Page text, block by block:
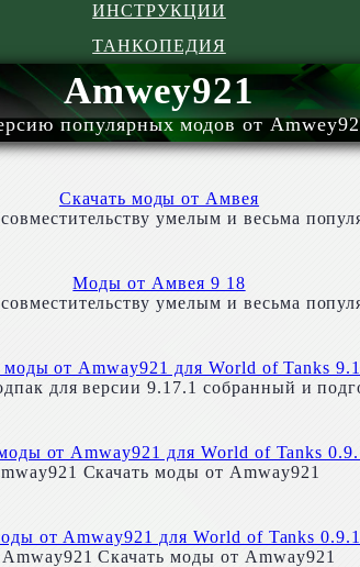
ИНСТРУКЦИИ
ТАНКОПЕДИЯ
Amwey921
популярных модов от
Скачать моды от Амвея
умелым и весьма
Моды от Амвея 9 18
умелым и весьма
моды от Amway921 для World of Tanks
для версии 9.17.1 собранный и
от Amway921 для World of Tanks
Скачать моды от Amway921
от Amway921 для World of Tanks
Скачать моды от Amway921